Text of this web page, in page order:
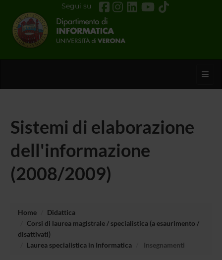
Segui su
Sistemi di elaborazione
dell'informazione
(2008/2009)
Home
Didattica
Corsi di laurea magistrale / specialistica (a esaurimento /
disattivati)
Laurea specialistica in Informatica
Insegnamenti